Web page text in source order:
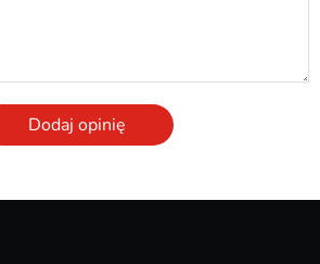
Dodaj opinię